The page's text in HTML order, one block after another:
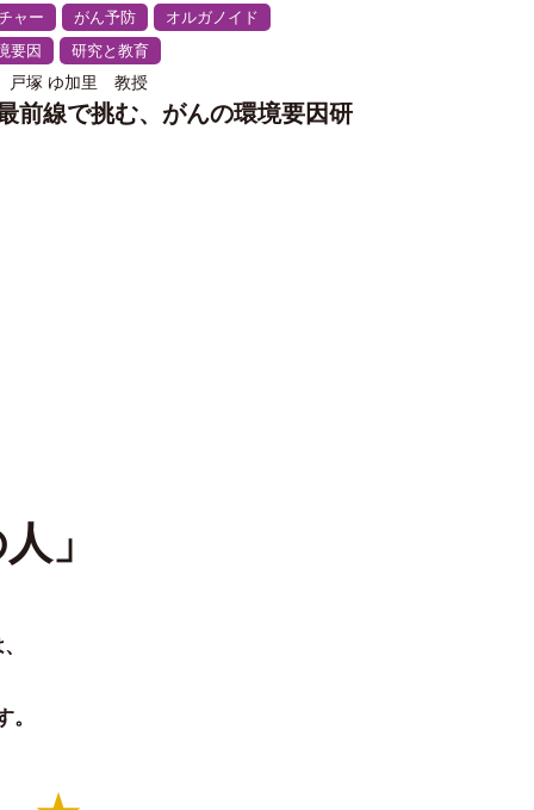
ャー がん予防
オルガノイド
要因
研究と教育
戸塚 ゆ加里 教授
前線で挑む、がんの環境要因研
」